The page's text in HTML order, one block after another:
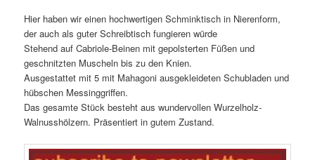
Hier haben wir einen hochwertigen Schminktisch in Nierenform,
der auch als guter Schreibtisch fungieren würde
Stehend auf Cabriole-Beinen mit gepolsterten Füßen und
geschnitzten Muscheln bis zu den Knien.
Ausgestattet mit 5 mit Mahagoni ausgekleideten Schubladen und
hübschen Messinggriffen.
Das gesamte Stück besteht aus wundervollen Wurzelholz-
Walnusshölzern. Präsentiert in gutem Zustand.